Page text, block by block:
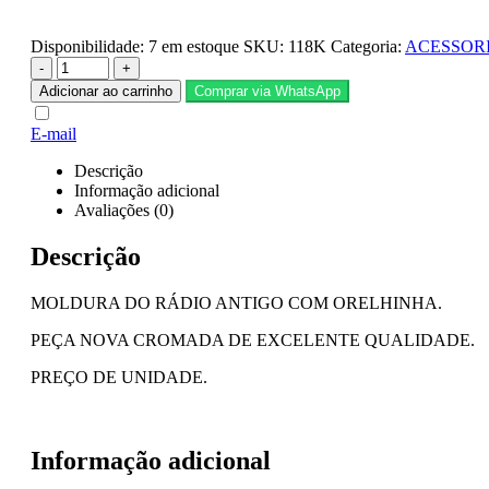
Disponibilidade: 7 em estoque SKU: 118K Categoria:
-
+
Adicionar ao carrinho
Comprar via WhatsApp
E-mail
Descrição
Informação adicional
Avaliações (0)
Descrição
MOLDURA DO RÁDIO ANTIGO COM ORELHINHA.
PEÇA NOVA CROMADA DE EXCELENTE QUALIDADE.
PREÇO DE UNIDADE.
Informação adicional